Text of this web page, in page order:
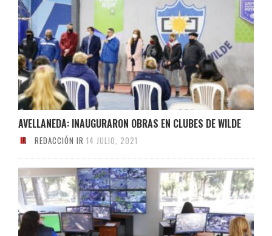
AVELLANEDA: INAUGURARON OBRAS EN CLUBES DE WILDE
REDACCIÓN IR 14 JULIO, 2021